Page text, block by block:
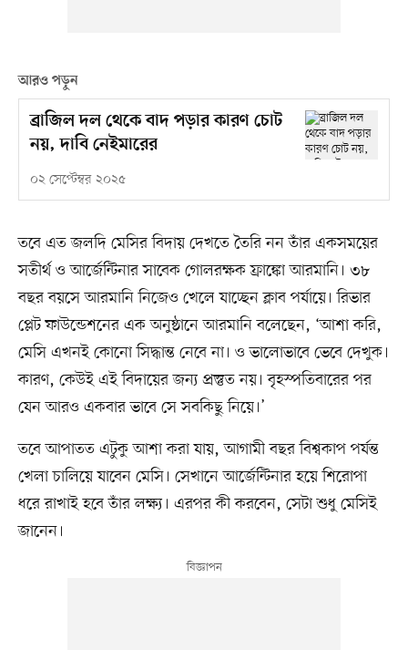
আরও পড়ুন
ব্রাজিল দল থেকে বাদ পড়ার কারণ চোট
নয়, দাবি নেইমারের
০২ সেপ্টেম্বর ২০২৫
তবে এত জলদি মেসির বিদায় দেখতে তৈরি নন তাঁর একসময়ের
সতীর্থ ও আর্জেন্টিনার সাবেক গোলরক্ষক ফ্রাঙ্কো আরমানি। ৩৮
বছর বয়সে আরমানি নিজেও খেলে যাচ্ছেন ক্লাব পর্যায়ে। রিভার
প্লেট ফাউন্ডেশনের এক অনুষ্ঠানে আরমানি বলেছেন, ‘আশা করি,
মেসি এখনই কোনো সিদ্ধান্ত নেবে না। ও ভালোভাবে ভেবে দেখুক।
কারণ, কেউই এই বিদায়ের জন্য প্রস্তুত নয়। বৃহস্পতিবারের পর
যেন আরও একবার ভাবে সে সবকিছু নিয়ে।’
তবে আপাতত এটুকু আশা করা যায়, আগামী বছর বিশ্বকাপ পর্যন্ত
খেলা চালিয়ে যাবেন মেসি। সেখানে আর্জেন্টিনার হয়ে শিরোপা
ধরে রাখাই হবে তাঁর লক্ষ্য। এরপর কী করবেন, সেটা শুধু মেসিই
জানেন।